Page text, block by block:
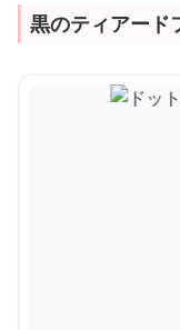
黒のティアード